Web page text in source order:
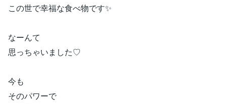
この世で幸福な食べ物です✨
なーんて
思っちゃいました♡
今も
そのパワーで